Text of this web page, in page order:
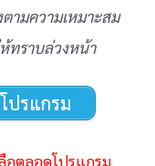
ามความเหมาะสม
ทราบล่วงหน้า
ปรแกรม
อตลอดโปรแกรม